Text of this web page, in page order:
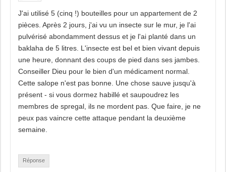
J'ai utilisé 5 (cinq !) bouteilles pour un appartement de 2
pièces. Après 2 jours, j'ai vu un insecte sur le mur, je l'ai
pulvérisé abondamment dessus et je l'ai planté dans un
baklaha de 5 litres. L'insecte est bel et bien vivant depuis
une heure, donnant des coups de pied dans ses jambes.
Conseiller Dieu pour le bien d'un médicament normal.
Cette salope n'est pas bonne. Une chose sauve jusqu'à
présent - si vous dormez habillé et saupoudrez les
membres de spregal, ils ne mordent pas. Que faire, je ne
peux pas vaincre cette attaque pendant la deuxième
semaine.
Réponse